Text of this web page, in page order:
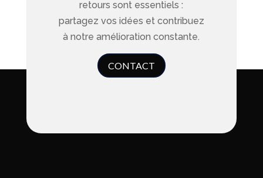
retours sont essentiels :
partagez vos idées et contribuez
à notre amélioration constante.
CONTACT